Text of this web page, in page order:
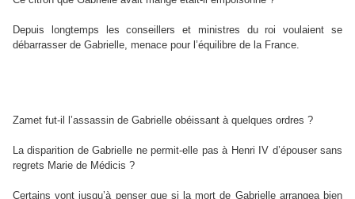
Depuis longtemps les conseillers et ministres du roi voulaient se
débarrasser de Gabrielle, menace pour l’équilibre de la France.
Zamet fut-il l’assassin de Gabrielle obéissant à quelques ordres ?
La disparition de Gabrielle ne permit-elle pas à Henri IV d’épouser sans
regrets Marie de Médicis ?
Certains vont jusqu’à penser que si la mort de Gabrielle arrangea bien